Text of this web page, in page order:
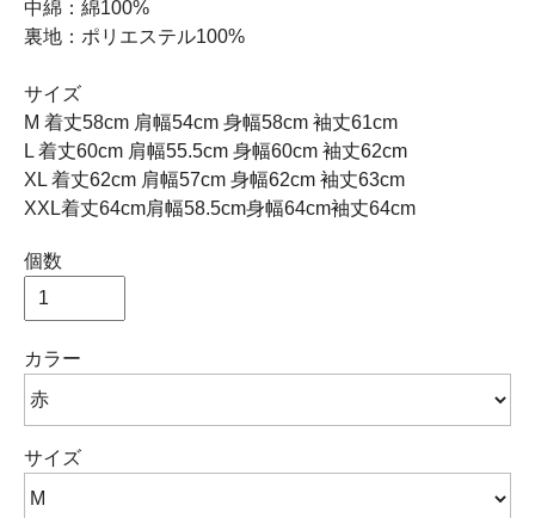
中綿：綿100%
裏地：ポリエステル100%
サイズ
M 着丈58cm 肩幅54cm 身幅58cm 袖丈61cm
L 着丈60cm 肩幅55.5cm 身幅60cm 袖丈62cm
XL 着丈62cm 肩幅57cm 身幅62cm 袖丈63cm
XXL着丈64cm肩幅58.5cm身幅64cm袖丈64cm
個数
カラー
サイズ